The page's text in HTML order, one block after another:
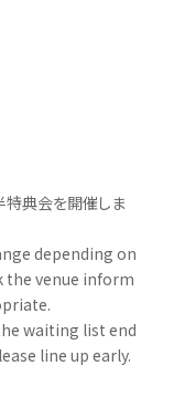
特典会を開催しま
depending on
the venue inform
waiting list end
line up early.